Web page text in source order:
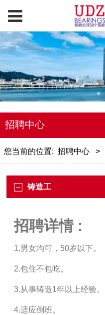
招聘中心
您当前的位置: 招聘中心 >
铸造工
招聘详情 :
1.男女均可，50岁以下。
2.包住不包吃。
3.从事铸造1年以上经验。
4.适应倒班。